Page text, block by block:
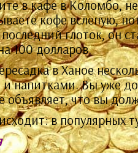
в кафе в Коломбо,
кофе вслепую,
последний глоток, он
100 долларов.
в Ханое
и напитками. Вы уже
что вы
в популярных